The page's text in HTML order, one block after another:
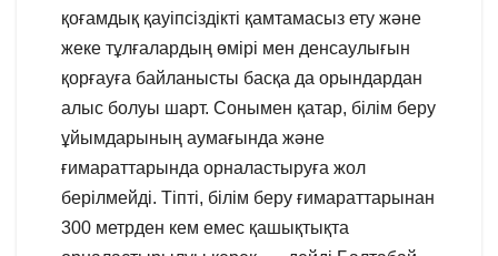
қоғамдық қауіпсіздікті қамтамасыз ету және
жеке тұлғалардың өмірі мен денсаулығын
қорғауға байланысты басқа да орындардан
алыс болуы шарт. Сонымен қатар, білім беру
ұйымдарының аумағында және
ғимараттарында орналастыруға жол
берілмейді. Тіпті, білім беру ғимараттарынан
300 метрден кем емес қашықтықта